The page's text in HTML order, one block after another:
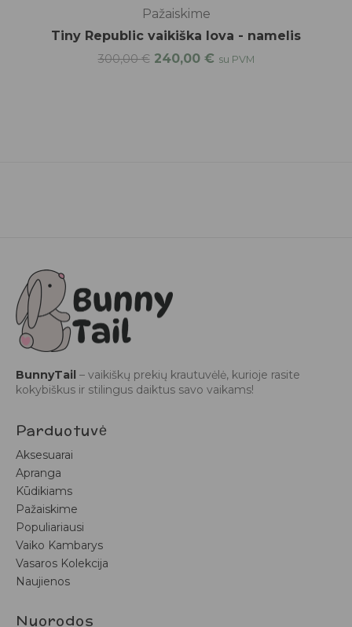
Pažaiskime
Tiny Republic vaikiška lova - namelis
300,00€ 240,00 € su PVM
BunnyTail – vaikiškų prekių krautuvėlė, kurioje rasite
kokybiškus ir stilingus daiktus savo vaikams!
Parduotuvė
Aksesuarai
Apranga
Kūdikiams
Pažaiskime
Populiariausi
Vaiko Kambarys
Vasaros Kolekcija
Naujienos
Nuorodos